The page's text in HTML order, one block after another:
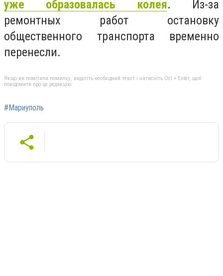
уже образовалась колея. Из-за
ремонтных работ остановку
общественного транспорта временно
перенесли.
Якщо ви помітили помилку, виділіть необхідний текст і натисніть Ctrl + Enter, щоб
повідомити про це редакцію
#Мариуполь